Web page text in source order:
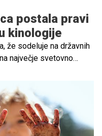
postala pravi
kinologije
že sodeluje na državnih
največje svetovno
in pravi mali